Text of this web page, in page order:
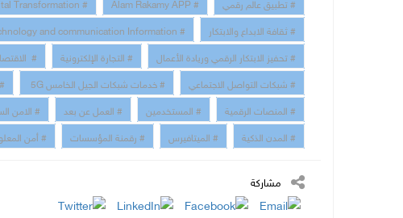
# ثقافة الابداع والابتكار
# technology and communication Information
# تحفيز الابتكار الرقمي وريادة الأعمال
# التجارة الإلكترونية #
# شبكات التواصل الاجتماعي
# خدمات شبكات الجيل الخامس 5G
# المنصات الرقمية
# المستخدمين # العمل عن بعد # الامن
# المدن الذكية
# الميتافيرس # رقمنة المؤسسات # أمن
مشاركة